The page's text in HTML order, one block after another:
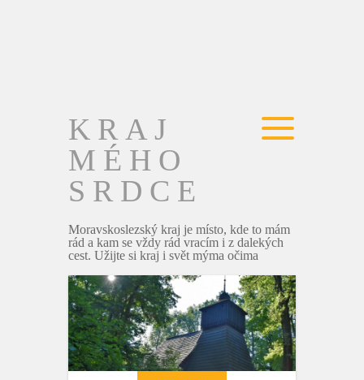
KRAJ
MÉHO
SRDCE
Moravskoslezský kraj je místo, kde to mám
rád a kam se vždy rád vracím i z dalekých
cest. Užijte si kraj i svět mýma očima